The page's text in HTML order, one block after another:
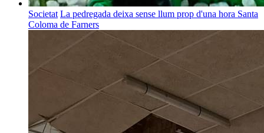
Societat La pedregada deixa sense llum prop d'una hora Santa
Coloma de Farners